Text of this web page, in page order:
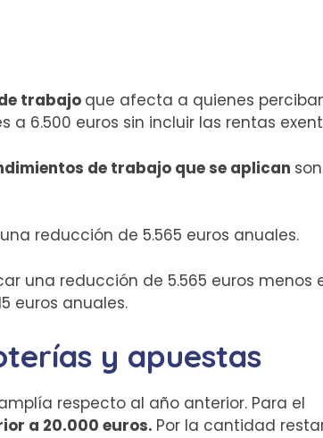
trabajo que afecta a quienes
6.500 euros sin incluir las rentas
de trabajo que se aplican
reducción de 5.565 euros anuales.
una reducción de 5.565 euros menos
euros anuales.
y apuestas
respecto al año anterior. Para el
a 20.000 euros. Por la cantidad